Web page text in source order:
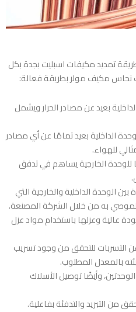
تمديد مكيفات اسبليت بجدة بكل
مكيف مولر بطريقة فعالة:
بعيد عن مصادر الحرار ويشمل
الداخلية بعيد تمامًا عن أي مصادر
للهواء.
للوحدة الخارجية يساهم في تدفق
الوحدة الداخلية والخارجية التي
به من خلال الشركة المصنعة.
عالية وعزلها باستخدام مواد عزل
التسربات للتحقق من وجود تسريب
بالمعدل المطلوب.
وأيضًا توصيل الأسلاك
من التبريد والتدفئة بفاعلية.